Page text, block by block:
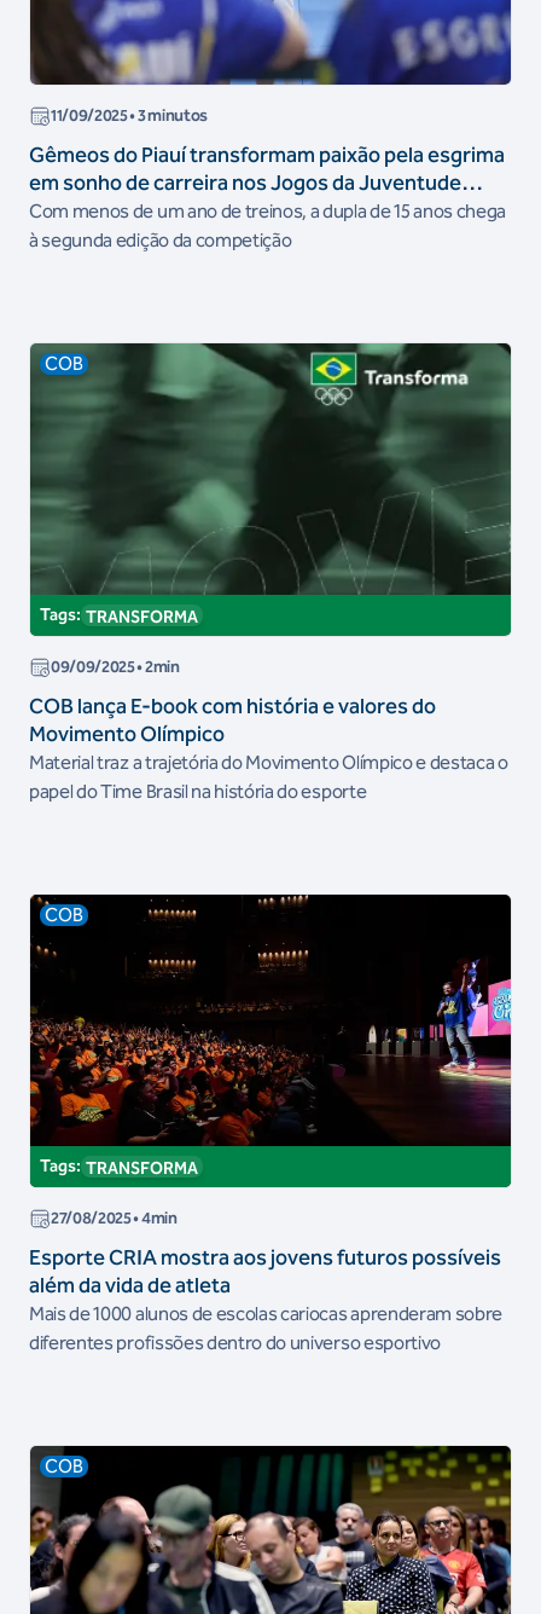
11/09/2025• 3 minutos
Gêmeos do Piauí transformam paixão pela esgrima
em sonho de carreira nos Jogos da Juventude
CAIXA
Com menos de um ano de treinos, a dupla de 15 anos chega
à segunda edição da competição
COB
Tags: TRANSFORMA
09/09/2025• 2min
COB lança E-book com história e valores do
Movimento Olímpico
Material traz a trajetória do Movimento Olímpico e destaca o
papel do Time Brasil na história do esporte
COB
Tags: TRANSFORMA
27/08/2025• 4min
Esporte CRIA mostra aos jovens futuros possíveis
além da vida de atleta
Mais de 1000 alunos de escolas cariocas aprenderam sobre
diferentes profissões dentro do universo esportivo
COB